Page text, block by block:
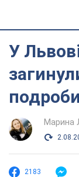
У
Марина
2183